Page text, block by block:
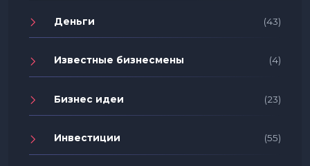
Деньги (43)
Известные бизнесмены (4)
Бизнес идеи (23)
Инвестиции (55)